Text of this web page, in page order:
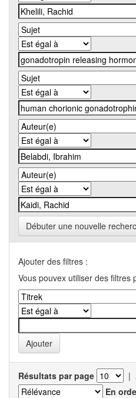
Débuter une nouvelle
Ajouter des filtres :
Vous pouvex utiliser des filtres
Résultats par page |
En